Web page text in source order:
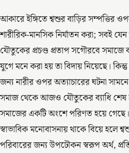
আকারে ইঙ্গিতে শ্বশুর বাড়ির সম্পত্তির
শারীরিক-মানসিক নির্যাতন করা; সবই
যৌতুকের প্রচণ্ড প্রতাপ সগৌরবে
যুগে মনে করা হয় তা বিদায় নিয়েছে।
জন্য নারীর ওপর অত্যাচারের ঘটনা
সমাজ থেকে আজও যৌতুকের ব্যাধি শেষ
সমাজের একটি অংশে পরিণত হয়ে গেছে।
স্বাভাবিক মনোবাসনায় থাকে বিয়ে হলে
পরিবারের জন্য উপঢৌকন স্বরূপ অর্থ,